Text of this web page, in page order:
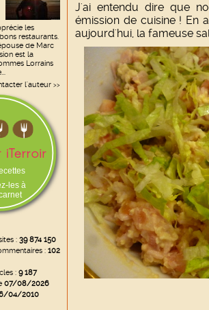
les
restaurants.
de Marc
est la
Lorrains
l'auteur >>
les à
: 39 874 150
: 102
: 9 187
07/08/2026
04/2010
J'ai entendu dire que
émission de cuisine ! En
aujourd'hui, la fameuse